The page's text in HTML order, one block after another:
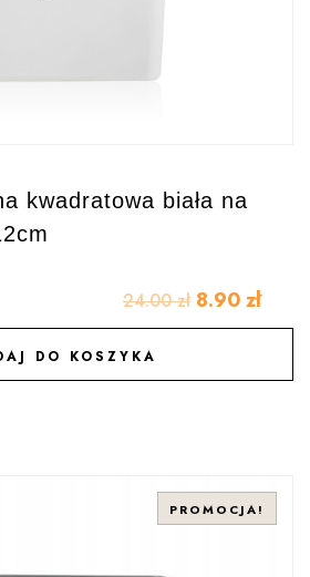
kwadratowa biała na
24.00zł 8.90 zł
DO KOSZYKA
DO ULUBIONYCH
PROMOCJA!